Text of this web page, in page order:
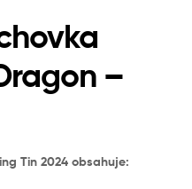
–
Tin 2024 obsahuje: